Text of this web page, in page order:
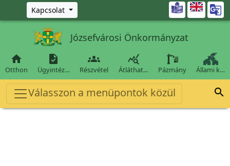
Ugrás a fő tartalomra
Kapcsolat 
Józsefvárosi Önkormányzat

Otthon

Ügyintéz…

Részvétel

Átláthat… Pázmány Állami k…
Válasszon a menüpontok közül 